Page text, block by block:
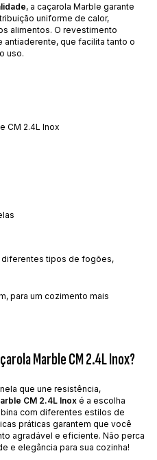
, a caçarola Marble garante
uniforme de calor,
alimentos. O revestimento
que facilita tanto o
uso.
CM 2.4L Inox
tipos de fogões,
para um cozimento mais
Marble CM 2.4L Inox?
que une resistência,
CM 2.4L Inox é a escolha
com diferentes estilos de
práticas garantem que você
agradável e eficiente. Não perca
e elegância para sua cozinha!